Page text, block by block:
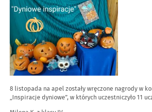
8 listopada na apel zostały wręczone nagrody w
„Inspiracje dyniowe”, w których uczestniczyło 11